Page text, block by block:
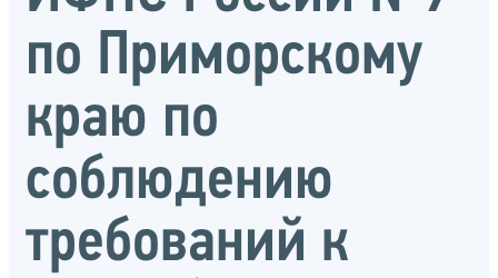
по Приморскому
краю по
соблюдению
требований к